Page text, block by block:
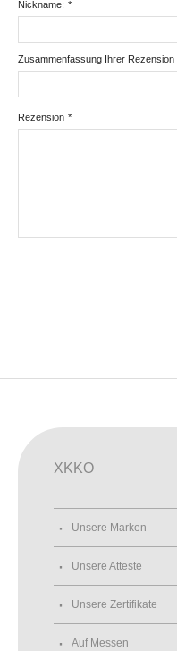
*
Nickname:
Zusammenfassung Ihrer Rezension
*
Rezension
XKKO
Unsere Marken
Unsere Atteste
Unsere Zertifikate
Auf Messen